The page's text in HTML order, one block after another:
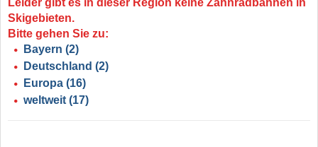
Leider gibt es in dieser Region keine Zahnradbahnen in
Skigebieten.
Bitte gehen Sie zu:
Bayern (2)
Deutschland (2)
Europa (16)
weltweit (17)